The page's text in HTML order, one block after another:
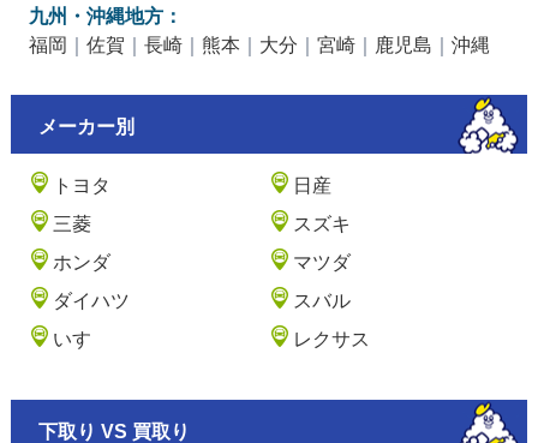
九州・沖縄地方：
福岡 ｜ 佐賀 ｜ 長崎｜ 熊本 ｜ 大分 ｜ 宮崎｜ 鹿児島 ｜ 沖縄
メーカー別
トヨタ
日産
三菱
スズキ
ホンダ
マツダ
ダイハツ
スバル
いすゞ
レクサス
下取り VS 買取り